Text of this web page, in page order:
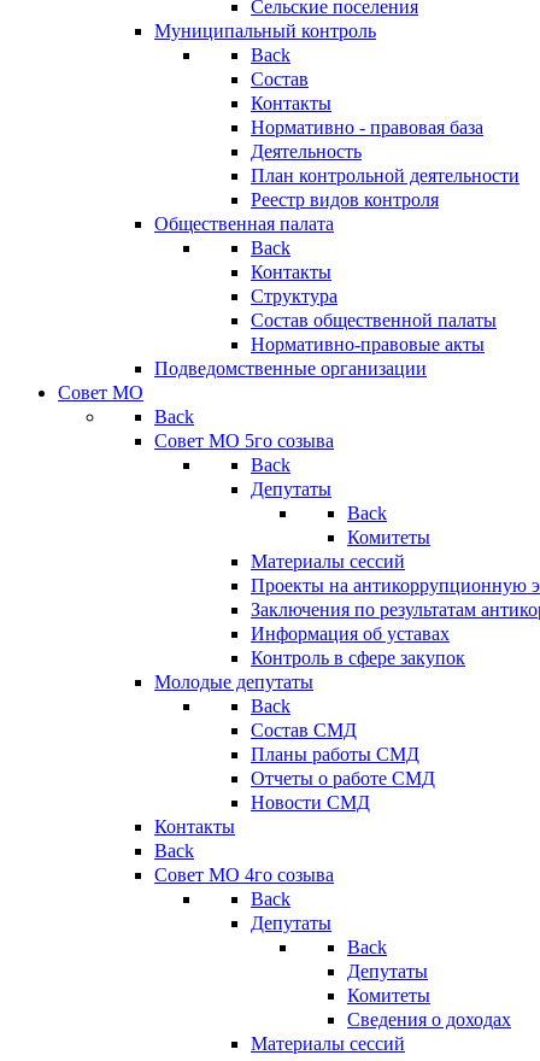
Сельские поселения
Муниципальный контроль
Back
Состав
Контакты
Нормативно - правовая база
Деятельность
План контрольной деятельности
Реестр видов контроля
Общественная палата
Back
Контакты
Структура
Состав общественной палаты
Нормативно-правовые акты
Подведомственные организации
Совет МО
Back
Совет МО 5го созыва
Back
Депутаты
Back
Комитеты
Материалы сессий
Проекты на антикоррупционную
Заключения по результатам
Информация об уставах
Контроль в сфере закупок
Молодые депутаты
Back
Состав СМД
Планы работы СМД
Отчеты о работе СМД
Новости СМД
Контакты
Back
Совет МО 4го созыва
Back
Депутаты
Back
Депутаты
Комитеты
Сведения о доходах
Материалы сессий